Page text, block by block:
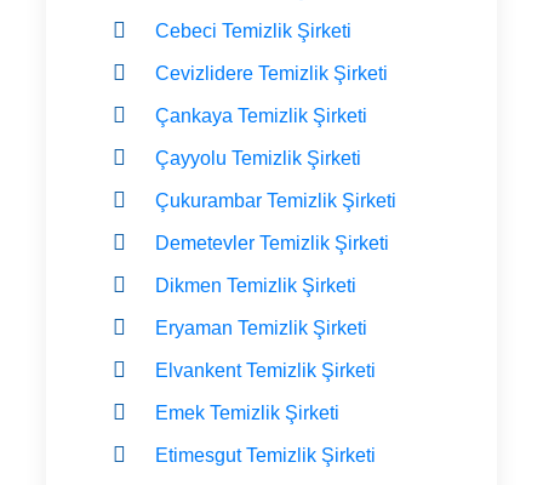
Cebeci Temizlik Şirketi
Cevizlidere Temizlik Şirketi
Çankaya Temizlik Şirketi
Çayyolu Temizlik Şirketi
Çukurambar Temizlik Şirketi
Demetevler Temizlik Şirketi
Dikmen Temizlik Şirketi
Eryaman Temizlik Şirketi
Elvankent Temizlik Şirketi
Emek Temizlik Şirketi
Etimesgut Temizlik Şirketi